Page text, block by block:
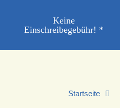
Keine
Einschreibegebühr! *
Startseite